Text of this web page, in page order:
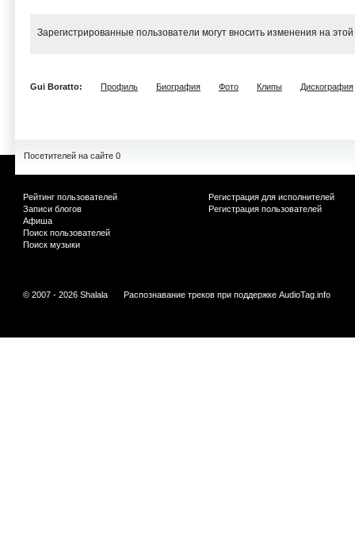
Зарегистрированные пользователи могут вносить изменения на
Gui Boratto: Профиль Биография Фото Клипы Дискография
Посетителей на сайте 0
Рейтинг пользователей
Записи блогов
Афиша
Поиск пользователей
Поиск музыки
Регистрация для исполнителей
Регистрация пользователей
© 2007 - 2026 Shalala Распознавание треков при поддержке AudioTag.info